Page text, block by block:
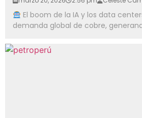
El boom de la IA y los data
demanda global de cobre,